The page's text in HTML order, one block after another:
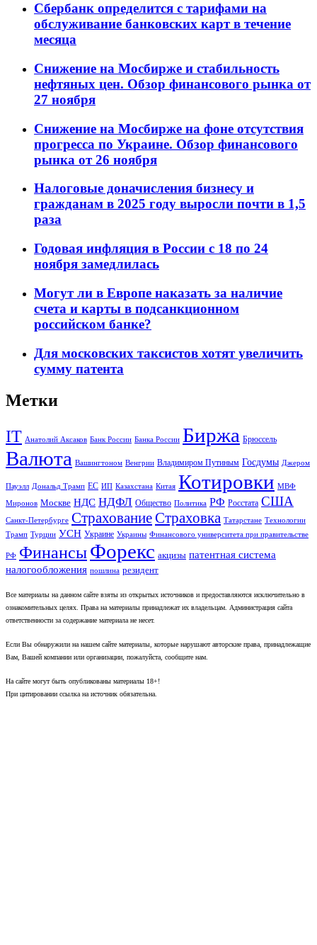
Сбербанк определится с тарифами на
обслуживание банковских карт в течение
месяца
Снижение на Мосбирже и стабильность
нефтяных цен. Обзор финансового рынка от
27 ноября
Снижение на Мосбирже на фоне отсутствия
прогресса по Украине. Обзор финансового
рынка от 26 ноября
Налоговые доначисления бизнесу и
гражданам в 2025 году выросли почти в 1,5
раза
Годовая инфляция в России с 18 по 24
ноября замедлилась
Могут ли в Европе наказать за наличие
счета и карты в подсанкционном
российском банке?
Для московских таксистов хотят увеличить
сумму патента
Метки
IT Анатолий Аксаков Банк России Банка России Биржа Брюссель
Валюта Вашингтоном Венгрии Владимиром Путиным Госдумы Джером
Пауэлл Дональд Трамп ЕС ИП Казахстана Китая Котировки МВФ
Миронов Москве НДС НДФЛ Общество Политика РФ Росстата США
Санкт-Петербурге СтрахованиеСтраховка Татарстане Технологии
Трамп Турции УСН Украине Украины Финансового университета при правительстве
РФ ФинансыФорекс акцизы патентная система
налогообложения пошлина резидент
Все материалы на данном сайте взяты из открытых источников и предоставляются исключительно в
ознакомительных целях. Права на материалы принадлежат их владельцам. Администрация сайта
ответственности за содержание материала не несет.
Если Вы обнаружили на нашем сайте материалы, которые нарушают авторские права, принадлежащие
Вам, Вашей компании или организации, пожалуйста, сообщите нам.
На сайте могут быть опубликованы материалы 18+!
При цитировании ссылка на источник обязательна.